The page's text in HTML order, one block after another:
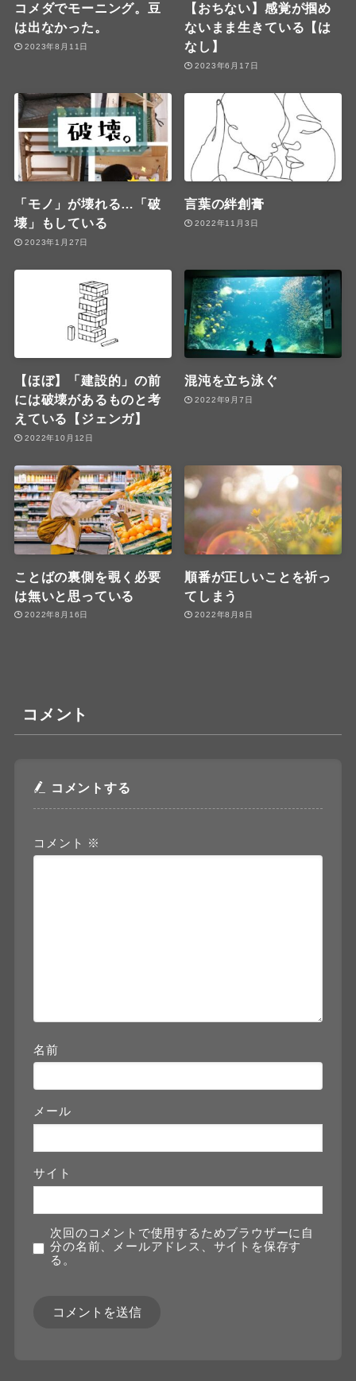
コメダでモーニング。豆
は出なかった。
2023年8月11日
【おちない】感覚が掴め
ないまま生きている【は
なし】
2023年6月17日
「モノ」が壊れる…「破
壊」もしている
2023年1月27日
言葉の絆創膏
2022年11月3日
【ほぼ】「建設的」の前
には破壊があるものと考
えている【ジェンガ】
2022年10月12日
混沌を立ち泳ぐ
2022年9月7日
ことばの裏側を覗く必要
は無いと思っている
2022年8月16日
順番が正しいことを祈っ
てしまう
2022年8月8日
コメント
コメントする
コメント ※
名前
メール
サイト
次回のコメントで使用するためブラウザーに自
分の名前、メールアドレス、サイトを保存す
る。